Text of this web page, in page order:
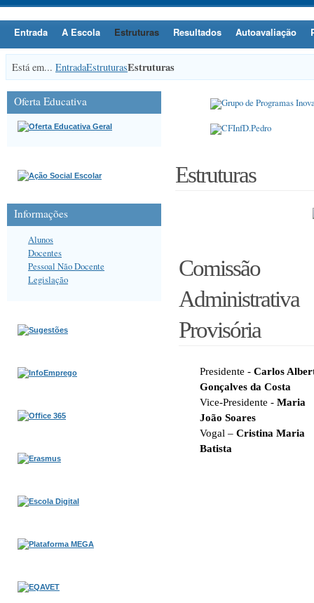
Entrada A Escola Estruturas Resultados Autoavaliação
Está em... EntradaEstruturasEstruturas
Estruturas
Comissão
Administrativa
Provisória
Presidente - Carlos
Gonçalves da Costa
Vice-Presidente - Maria
João Soares
Vogal – Cristina Maria
Batista
Oferta Educativa
Informações
Alunos
Docentes
Pessoal Não Docente
Legislação